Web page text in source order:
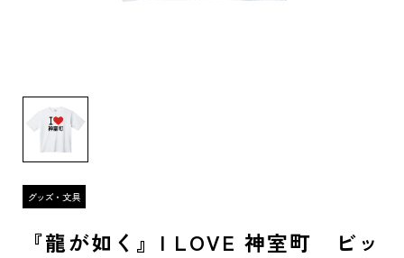
『龍が如く』I LOVE 神室町 ビッ